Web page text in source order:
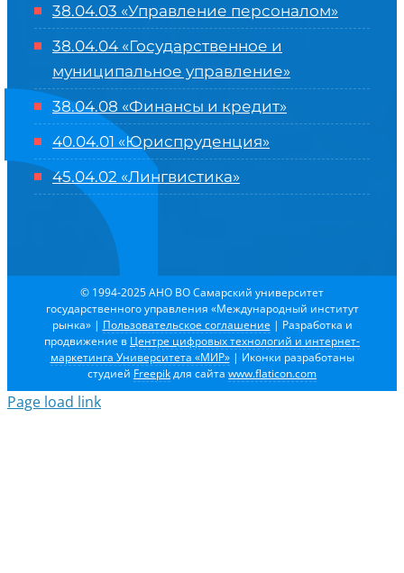
38.04.03 «Управление персоналом»
38.04.04 «Государственное и
муниципальное управление»
38.04.08 «Финансы и кредит»
40.04.01 «Юриспруденция»
45.04.02 «Лингвистика»
© 1994-2025 АНО ВО Самарский университет
государственного управления «Международный институт
рынка» | Пользовательское соглашение | Разработка и
продвижение в Центре цифровых технологий и интернет-
маркетинга Университета «МИР»| Иконки разработаны
студией Freepikдля сайта www.flaticon.com
Page load link